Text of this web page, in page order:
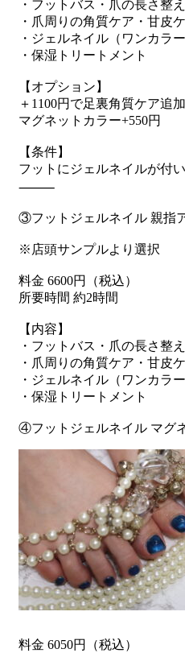
・フットバス・爪の長さ整え
・爪周りの角質ケア・甘皮
・ジェルネイル（ワンカラ
・保湿トリートメント
【オプション】
＋1100円で足裏角質ケア追
マグネットカラー+550円
【条件】
フットにジェルネイルが付
⸻
③フットジェルネイル 親指
※店頭サンプルより選択
料金 6600円（税込）
所要時間 約2時間
【内容】
・フットバス・爪の長さ整え
・爪周りの角質ケア・甘皮
・ジェルネイル（ワンカラ
・保湿トリートメント
④フットジェルネイル マグ
料金 6050円（税込）